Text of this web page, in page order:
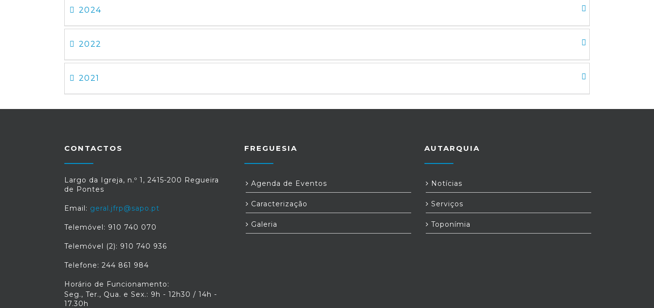
2024
2022
2021
CONTACTOS
Largo da Igreja, n.º 1, 2415-200 Regueira
de Pontes
Email: geral.jfrp@sapo.pt
Telemóvel: 910 740 070
Telemóvel (2): 910 740 936
Telefone: 244 861 984
Horário de Funcionamento:
Seg., Ter., Qua. e Sex.: 9h - 12h30 / 14h -
17.30h
FREGUESIA
Agenda de Eventos
Caracterização
Galeria
AUTARQUIA
Notícias
Serviços
Toponímia